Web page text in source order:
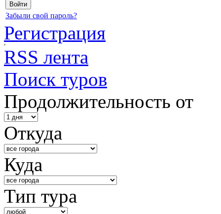
Забыли свой пароль?
Регистрация
RSS лента
Поиск туров
Продолжительность от
Откуда
Куда
Тип тура